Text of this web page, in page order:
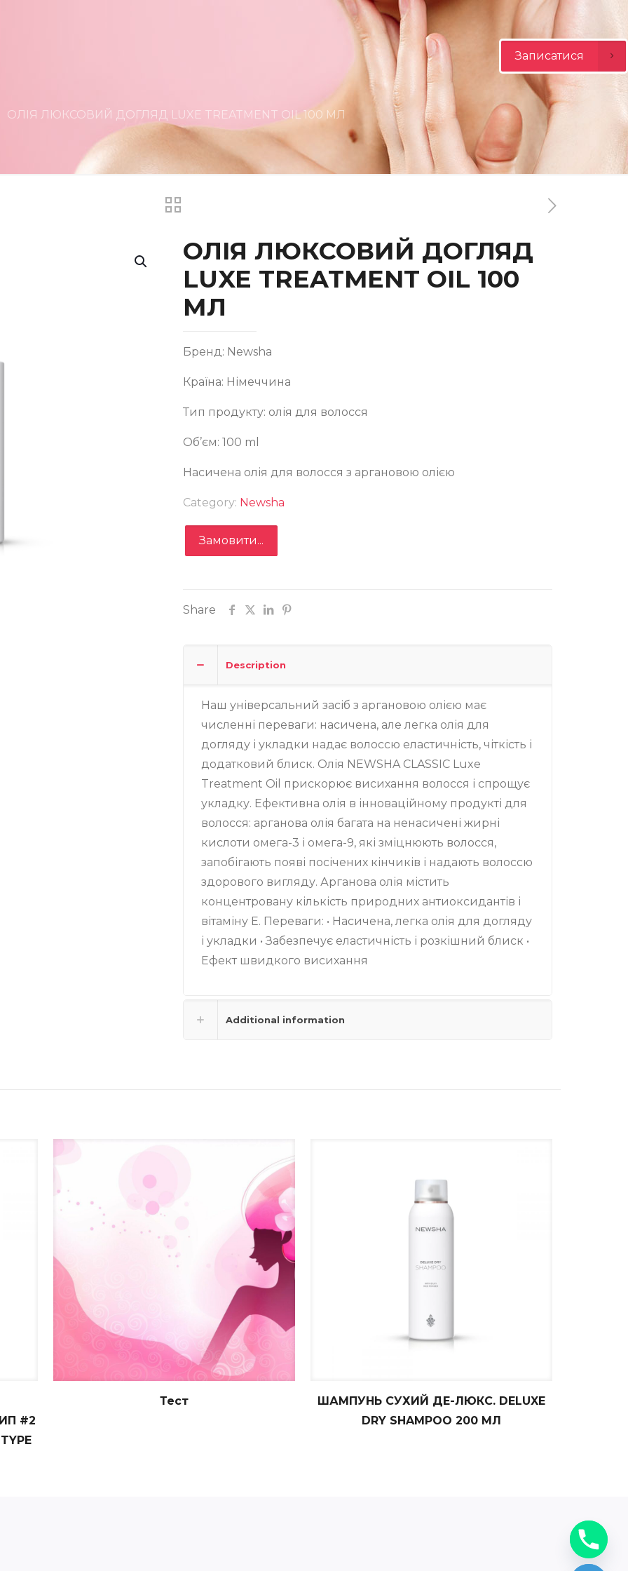
ОЛІЯ ЛЮКСОВИЙ ДОГЛЯД LUXE TREATMENT OIL 100 МЛ
ОЛІЯ ЛЮКСОВИЙ ДОГЛЯД
LUXE TREATMENT OIL 100
МЛ
Бренд: Newsha
Країна: Німеччина
Тип продукту: олія для волосся
Об’єм: 100 ml
Насичена олія для волосся з аргановою олією
Category: Newsha
Замовити...
Share
Description
Наш універсальний засіб з аргановою олією має
численні переваги: насичена, але легка олія для
догляду і укладки надає волоссю еластичність, чіткість і
додатковий блиск. Олія NEWSHA CLASSIC Luxe
Treatment Oil прискорює висихання волосся і спрощує
укладку. Ефективна олія в інноваційному продукті для
волосся: арганова олія багата на ненасичені жирні
кислоти омега-3 і омега-9, які зміцнюють волосся,
запобігають появі посічених кінчиків і надають волоссю
здорового вигляду. Арганова олія містить
концентровану кількість природних антиоксидантів і
вітаміну Е. Переваги: • Насичена, легка олія для догляду
і укладки • Забезпечує еластичність і розкішний блиск •
Ефект швидкого висихання
Additional information
#2
Тест
ШАМПУНЬ СУХИЙ ДЕ-ЛЮКС. DELUXE
DRY SHAMPOO 200 МЛ
ЛЮКСОВИЙ ДОГЛЯД LUXE TREATMENT OIL 100 МЛ
Записатися